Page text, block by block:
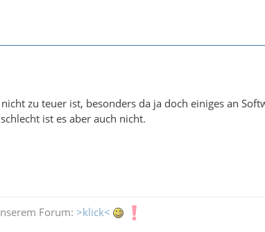
zu teuer ist, besonders da ja doch einiges an
ist es aber auch nicht.
Forum: >klick<